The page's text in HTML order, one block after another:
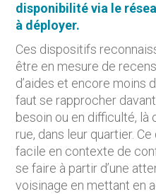
disponibilité via le
à déployer.
Ces dispositifs
être en mesure de
d’aides et encore moins
faut se rapprocher
besoin ou en difficulté, là
rue, dans leur quartier.
facile en contexte de
se faire à partir d’une
voisinage en mettant en